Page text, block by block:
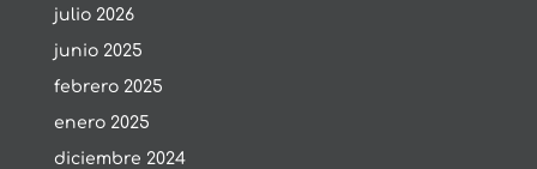
julio 2026
junio 2025
febrero 2025
enero 2025
diciembre 2024